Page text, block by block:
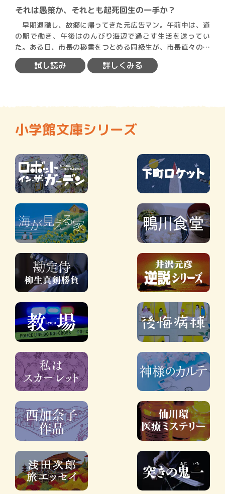
それは愚策か、それとも起死回生の一手か？
早期退職し、故郷に帰ってきた元広告マン。午前中は、道
の駅で働き、午後はのんびり海辺で過ごす生活を送ってい
た。ある日、市長の秘書をつとめる同級生が、市長直々のお
願いがある…
試し読み 詳しくみる
小学館文庫シリーズ